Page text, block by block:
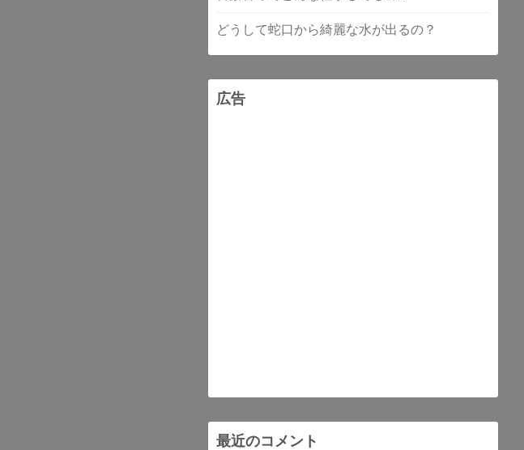
どうして蛇口から綺麗な水が出るの？
広告
最近のコメント